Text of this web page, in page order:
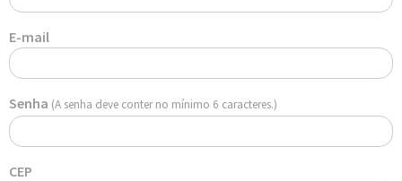
E-mail
Senha (A senha deve conter no mínimo 6 caracteres.)
CEP